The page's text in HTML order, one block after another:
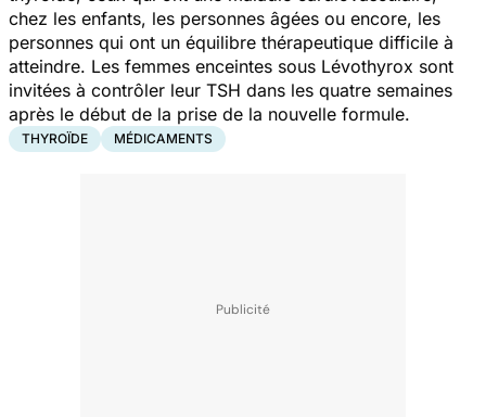
chez les enfants, les personnes âgées ou encore, les
personnes qui ont un équilibre thérapeutique difficile à
atteindre. Les femmes enceintes sous Lévothyrox sont
invitées à contrôler leur TSH dans les quatre semaines
après le début de la prise de la nouvelle formule.
THYROÏDE MÉDICAMENTS